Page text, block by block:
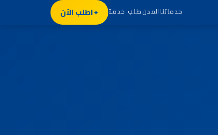
خدماتناالمدنطلب خدمة اطلب الآن